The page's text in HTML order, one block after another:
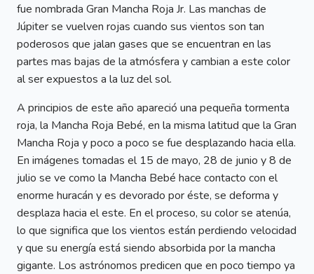
fue nombrada Gran Mancha Roja Jr. Las manchas de
Júpiter se vuelven rojas cuando sus vientos son tan
poderosos que jalan gases que se encuentran en las
partes mas bajas de la atmósfera y cambian a este color
al ser expuestos a la luz del sol.
A principios de este año apareció una pequeña tormenta
roja, la Mancha Roja Bebé, en la misma latitud que la Gran
Mancha Roja y poco a poco se fue desplazando hacia ella.
En imágenes tomadas el 15 de mayo, 28 de junio y 8 de
julio se ve como la Mancha Bebé hace contacto con el
enorme huracán y es devorado por éste, se deforma y
desplaza hacia el este. En el proceso, su color se atenúa,
lo que significa que los vientos están perdiendo velocidad
y que su energía está siendo absorbida por la mancha
gigante. Los astrónomos predicen que en poco tiempo ya